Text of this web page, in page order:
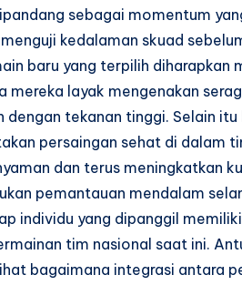
sebagai momentum
kedalaman skuad
baru yang terpilih
mereka layak mengenakan
dengan tekanan tinggi. Selain
persaingan sehat di dalam
dan terus meningkatkan
pemantauan mendalam
individu yang dipanggil
tim nasional saat ini.
bagaimana integrasi antara